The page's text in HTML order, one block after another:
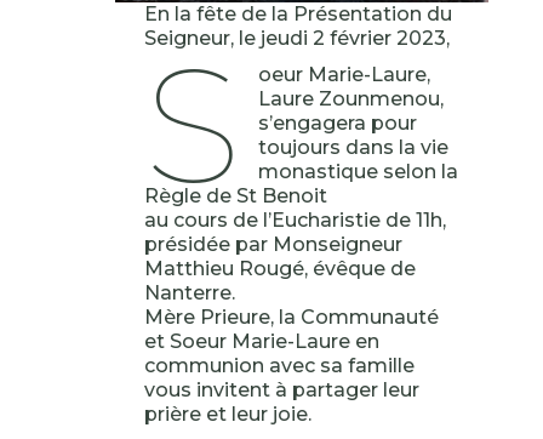
En la fête de la Présentation du
Seigneur, le jeudi 2 février 2023,
S
oeur Marie-Laure,
Laure Zounmenou,
s’engagera pour
toujours dans la vie
monastique selon la
Règle de St Benoit
au cours de l’Eucharistie de 11h,
présidée par Monseigneur
Matthieu Rougé, évêque de
Nanterre.
Mère Prieure, la Communauté
et Soeur Marie-Laure en
communion avec sa famille
vous invitent à partager leur
prière et leur joie.